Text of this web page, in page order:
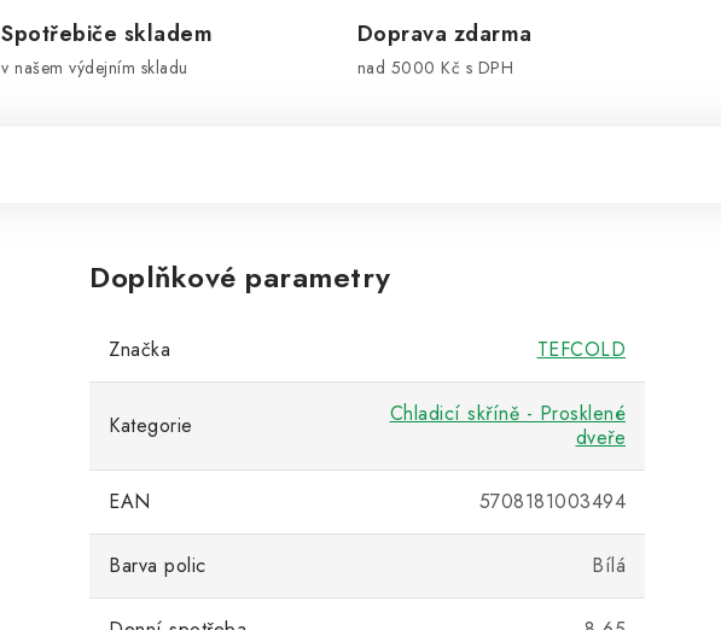
Spotřebiče skladem
v našem výdejním skladu
Doprava zdarma
nad 5000 Kč s DPH
Doplňkové parametry
Značka TEFCOLD
Kategorie
Chladicí skříně - Prosklené
dveře
EAN 5708181003494
Barva polic Bílá